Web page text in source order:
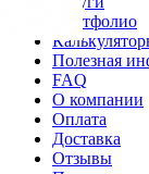
Портфолио
Полезная
FAQ
О компании
Оплата
Доставка
Отзывы